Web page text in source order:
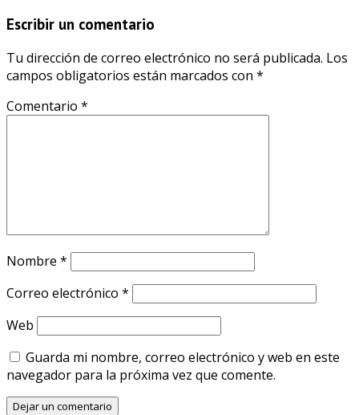
Escribir un comentario
Tu dirección de correo electrónico no será publicada. Los
campos obligatorios están marcados con *
Comentario *
Nombre *
Correo electrónico *
Web
Guarda mi nombre, correo electrónico y web en este
navegador para la próxima vez que comente.